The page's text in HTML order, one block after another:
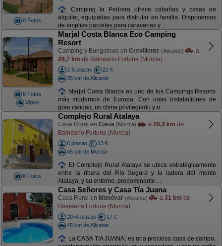
8 Fotos
Camping la Pedrera ofrece cabañas y casas en
alquiler, equipadas para disfrutar en familia. Disponemos
de amplias parcelas para caravanas y ...
8 Fotos
Video
Marjal Costa Blanca Eco Camping
Resort
Camping y Bungalows en Crevillente (Alicante)
a
26,7 km de Balneario Fortuna (Murcia)
2-5 plazas
22 €
35 km de Alicante
Marjal Costa Blanca es uno de los Campings Resorts
más modernos de Europa. Con unas instalaciones de
gran calidad, un clima privilegiado y u ...
8 Fotos
Complejo Rural Atalaya
Casa Rural en Cieza (Murcia) a 28,3 km de
Balneario Fortuna (Murcia)
6 plazas
13 €
45 km de Murcia
El Complejo Rural Atalaya se ubica estratégicamente
entre la ribera del Río Segura y la ladera del monte
Atalaya, y su entorno, predominante ...
Casa Señores y Casa Tía Juana
Casa Rural en Monóvar (Alicante) a 31 km de
Balneario Fortuna (Murcia)
20+4 plazas
17 €
45 km de Alicante
La CASA TIA JUANA, es una preciosa casa de campo,